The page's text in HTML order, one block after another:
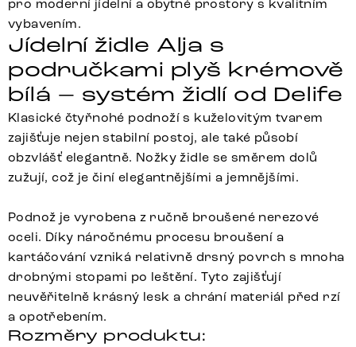
pro moderní jídelní a obytné prostory s kvalitním
vybavením.
Jídelní židle Alja s
područkami plyš krémově
bílá – systém židlí od Delife
Klasické čtyřnohé podnoží s kuželovitým tvarem
zajišťuje nejen stabilní postoj, ale také působí
obzvlášť elegantně. Nožky židle se směrem dolů
zužují, což je činí elegantnějšími a jemnějšími.
Podnož je vyrobena z ručně broušené nerezové
oceli. Díky náročnému procesu broušení a
kartáčování vzniká relativně drsný povrch s mnoha
drobnými stopami po leštění. Tyto zajišťují
neuvěřitelně krásný lesk a chrání materiál před rzí
a opotřebením.
Rozměry produktu: